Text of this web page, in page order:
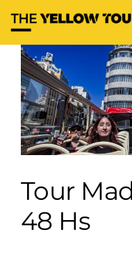
to
content
Madrid
Toledo
BigBus Toledo
Segovia
Tour
48 Hs